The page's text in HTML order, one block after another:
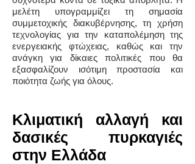
μελέτη υπογραμμίζει τη σημασία
συμμετοχικής διακυβέρνησης, τη χρήση
τεχνολογίας για την καταπολέμηση της
ενεργειακής φτώχειας, καθώς και την
ανάγκη για δίκαιες πολιτικές που θα
εξασφαλίζουν ισότιμη προστασία και
ποιότητα ζωής για όλους.
Κλιματική αλλαγή και
δασικές πυρκαγιές
στην Ελλάδα